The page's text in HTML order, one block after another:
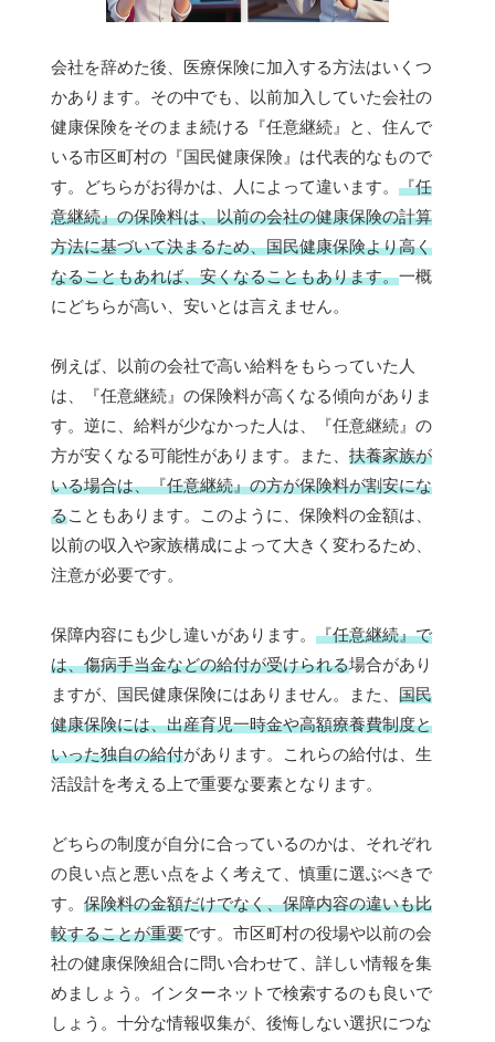
会社を辞めた後、医療保険に加入する方法はいくつ
かあります。その中でも、以前加入していた会社の
健康保険をそのまま続ける『任意継続』と、住んで
いる市区町村の『国民健康保険』は代表的なもので
す。どちらがお得かは、人によって違います。 『任
意継続』の保険料は、以前の会社の健康保険の計算
方法に基づいて決まるため、国民健康保険より高く
なることもあれば、安くなることもあります。一概
にどちらが高い、安いとは言えません。
例えば、以前の会社で高い給料をもらっていた人
は、『任意継続』の保険料が高くなる傾向がありま
す。逆に、給料が少なかった人は、『任意継続』の
方が安くなる可能性があります。また、 扶養家族が
いる場合は、『任意継続』の方が保険料が割安にな
ることもあります。このように、保険料の金額は、
以前の収入や家族構成によって大きく変わるため、
注意が必要です。
保障内容にも少し違いがあります。 『任意継続』で
は、傷病手当金などの給付が受けられる場合があり
ますが、国民健康保険にはありません。また、 国民
健康保険には、出産育児一時金や高額療養費制度と
いった独自の給付があります。これらの給付は、生
活設計を考える上で重要な要素となります。
どちらの制度が自分に合っているのかは、それぞれ
の良い点と悪い点をよく考えて、慎重に選ぶべきで
す。 保険料の金額だけでなく、保障内容の違いも比
較することが重要です。市区町村の役場や以前の会
社の健康保険組合に問い合わせて、詳しい情報を集
めましょう。インターネットで検索するのも良いで
しょう。十分な情報収集が、後悔しない選択につな